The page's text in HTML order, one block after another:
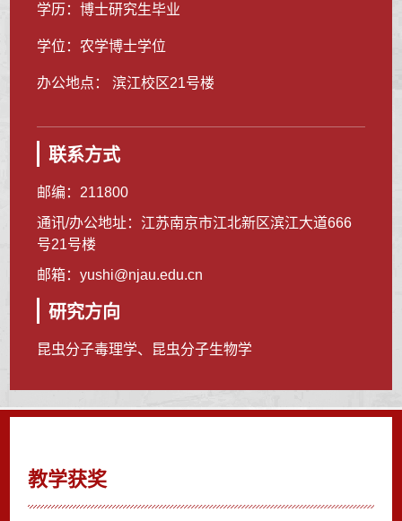
学历：博士研究生毕业
学位：农学博士学位
办公地点： 滨江校区21号楼
联系方式
邮编： 211800
通讯/办公地址： 江苏南京市江北新区滨江大道666
号21号楼
邮箱：yushi@njau.edu.cn
研究方向
昆虫分子毒理学、昆虫分子生物学
教学获奖